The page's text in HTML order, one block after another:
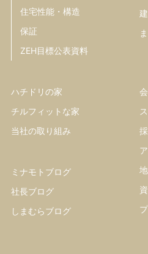
住宅性能・構造
保証
ZEH目標公表資料
ハチドリの家
チルフィットな家
当社の取り組み
ミナモトブログ
社長ブログ
しまむらブログ